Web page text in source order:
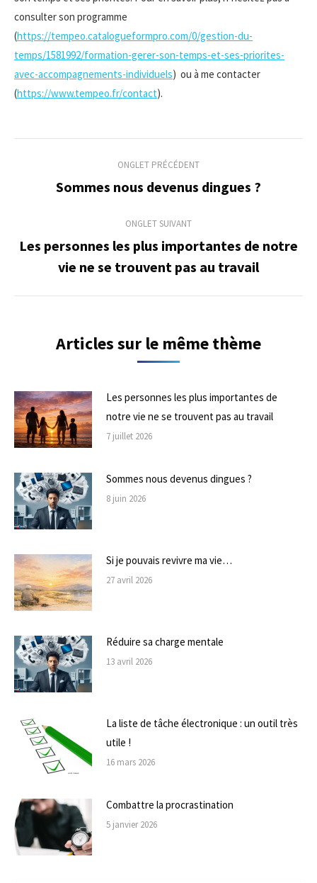
consulter son programme
(https://tempeo.catalogueformpro.com/0/gestion-du-
temps/1581992/formation-gerer-son-temps-et-ses-priorites-
avec-accompagnements-individuels) ou à me contacter
(https://www.tempeo.fr/contact).
commentaire
ONGLET PRÉCÉDENT
Onglet
Sommes nous devenus dingues ?
ONGLET SUIVANT
Onglet
suivant
Les personnes les plus importantes de notre
vie ne se trouvent pas au travail
Articles sur le même thème
Les personnes les plus importantes de
notre vie ne se trouvent pas au travail
7 juillet 2026
Sommes nous devenus dingues ?
8 juin 2026
Si je pouvais revivre ma vie…
27 avril 2026
Réduire sa charge mentale
13 avril 2026
La liste de tâche électronique : un outil très
utile !
16 mars 2026
Combattre la procrastination
5 janvier 2026